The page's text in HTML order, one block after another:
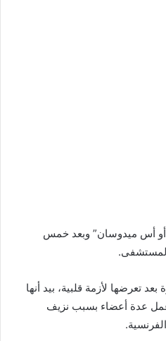
أو أس ميدوسان” وبعد خمس
تعرضها لأزمة قلبية، بيد أنها
عدة أعضاء بسبب نزيف